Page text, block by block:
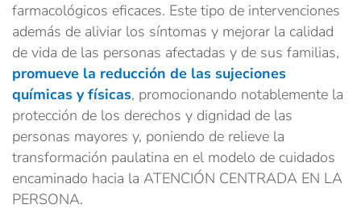
farmacológicos eficaces. Este tipo de intervenciones
además de aliviar los síntomas y mejorar la calidad
de vida de las personas afectadas y de sus familias,
promueve la reducción de las sujeciones
químicas y físicas, promocionando notablemente la
protección de los derechos y dignidad de las
personas mayores y, poniendo de relieve la
transformación paulatina en el modelo de cuidados
encaminado hacia la ATENCIÓN CENTRADA EN LA
PERSONA.